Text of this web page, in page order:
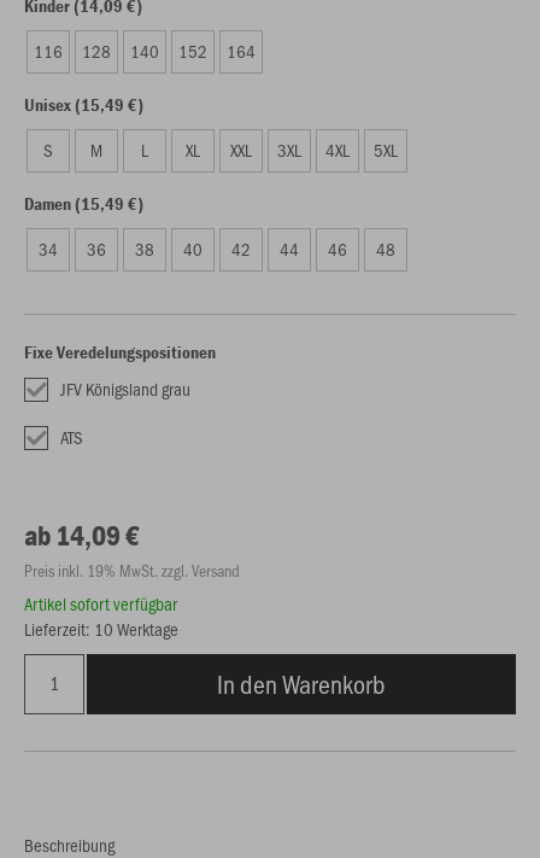
Kinder (14,09 €)
116 128 140 152 164
Unisex (15,49 €)
S M L XL XXL 3XL 4XL 5XL
Damen (15,49 €)
34 36 38 40 42 44 46 48
Fixe Veredelungspositionen
JFV Königsland grau
ATS
ab 14,09 €
Preis inkl. 19% MwSt. zzgl. Versand
Artikel sofort verfügbar
Lieferzeit: 10 Werktage
In den Warenkorb
Beschreibung